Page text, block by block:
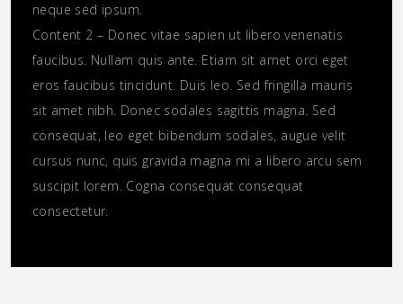
neque sed ipsum.
Content 2 – Donec vitae sapien ut libero venenatis
faucibus. Nullam quis ante. Etiam sit amet orci eget
eros faucibus tincidunt. Duis leo. Sed fringilla mauris
sit amet nibh. Donec sodales sagittis magna. Sed
consequat, leo eget bibendum sodales, augue velit
cursus nunc, quis gravida magna mi a libero arcu sem
suscipit lorem. Cogna consequat consequat
consectetur.